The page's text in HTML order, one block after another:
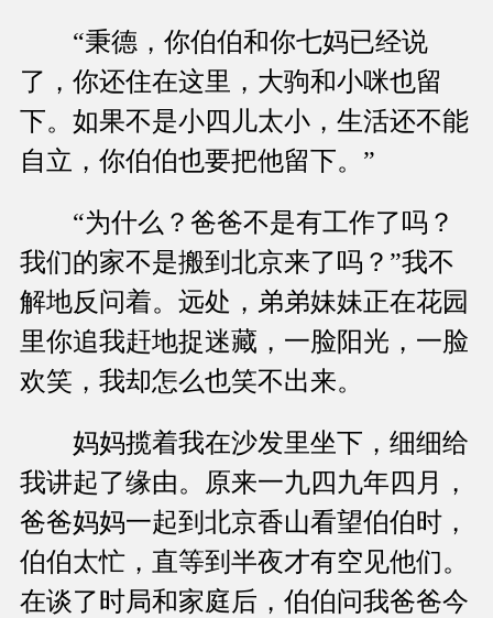
“秉德，你伯伯和你七妈已经说
了，你还住在这里，大驹和小咪也留
下。如果不是小四儿太小，生活还不能
自立，你伯伯也要把他留下。”
“为什么？爸爸不是有工作了吗？
我们的家不是搬到北京来了吗？”我不
解地反问着。远处，弟弟妹妹正在花园
里你追我赶地捉迷藏，一脸阳光，一脸
欢笑，我却怎么也笑不出来。
妈妈揽着我在沙发里坐下，细细给
我讲起了缘由。原来一九四九年四月，
爸爸妈妈一起到北京香山看望伯伯时，
伯伯太忙，直等到半夜才有空见他们。
在谈了时局和家庭后，伯伯问我爸爸今